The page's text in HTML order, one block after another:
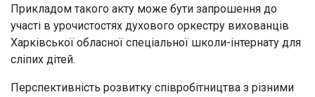
Прикладом такого акту може бути запрошення до
участі в урочистостях духового оркестру вихованців
Харківської обласної спеціальної школи-інтернату для
сліпих дітей.
Перспективність розвитку співробітництва з різними